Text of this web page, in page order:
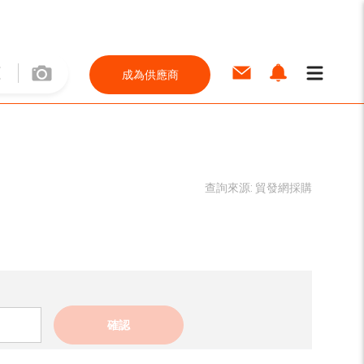
成為供應商
查詢來源: 貿發網採購
確認